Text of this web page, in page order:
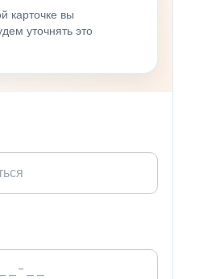
карточке вы
уточнять это